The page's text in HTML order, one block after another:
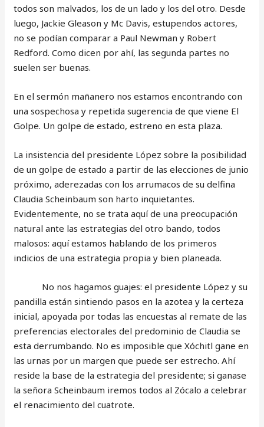
todos son malvados, los de un lado y los del otro. Desde
luego, Jackie Gleason y Mc Davis, estupendos actores,
no se podían comparar a Paul Newman y Robert
Redford. Como dicen por ahí, las segunda partes no
suelen ser buenas.
En el sermón mañanero nos estamos encontrando con
una sospechosa y repetida sugerencia de que viene El
Golpe. Un golpe de estado, estreno en esta plaza.
La insistencia del presidente López sobre la posibilidad
de un golpe de estado a partir de las elecciones de junio
próximo, aderezadas con los arrumacos de su delfina
Claudia Scheinbaum son harto inquietantes.
Evidentemente, no se trata aquí de una preocupación
natural ante las estrategias del otro bando, todos
malosos: aquí estamos hablando de los primeros
indicios de una estrategia propia y bien planeada.
No nos hagamos guajes: el presidente López y su
pandilla están sintiendo pasos en la azotea y la certeza
inicial, apoyada por todas las encuestas al remate de las
preferencias electorales del predominio de Claudia se
esta derrumbando. No es imposible que Xóchitl gane en
las urnas por un margen que puede ser estrecho. Ahí
reside la base de la estrategia del presidente; si ganase
la señora Scheinbaum iremos todos al Zócalo a celebrar
el renacimiento del cuatrote.